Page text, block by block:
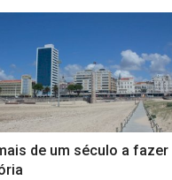
de um século a fazer
de estreia
Ni
13,